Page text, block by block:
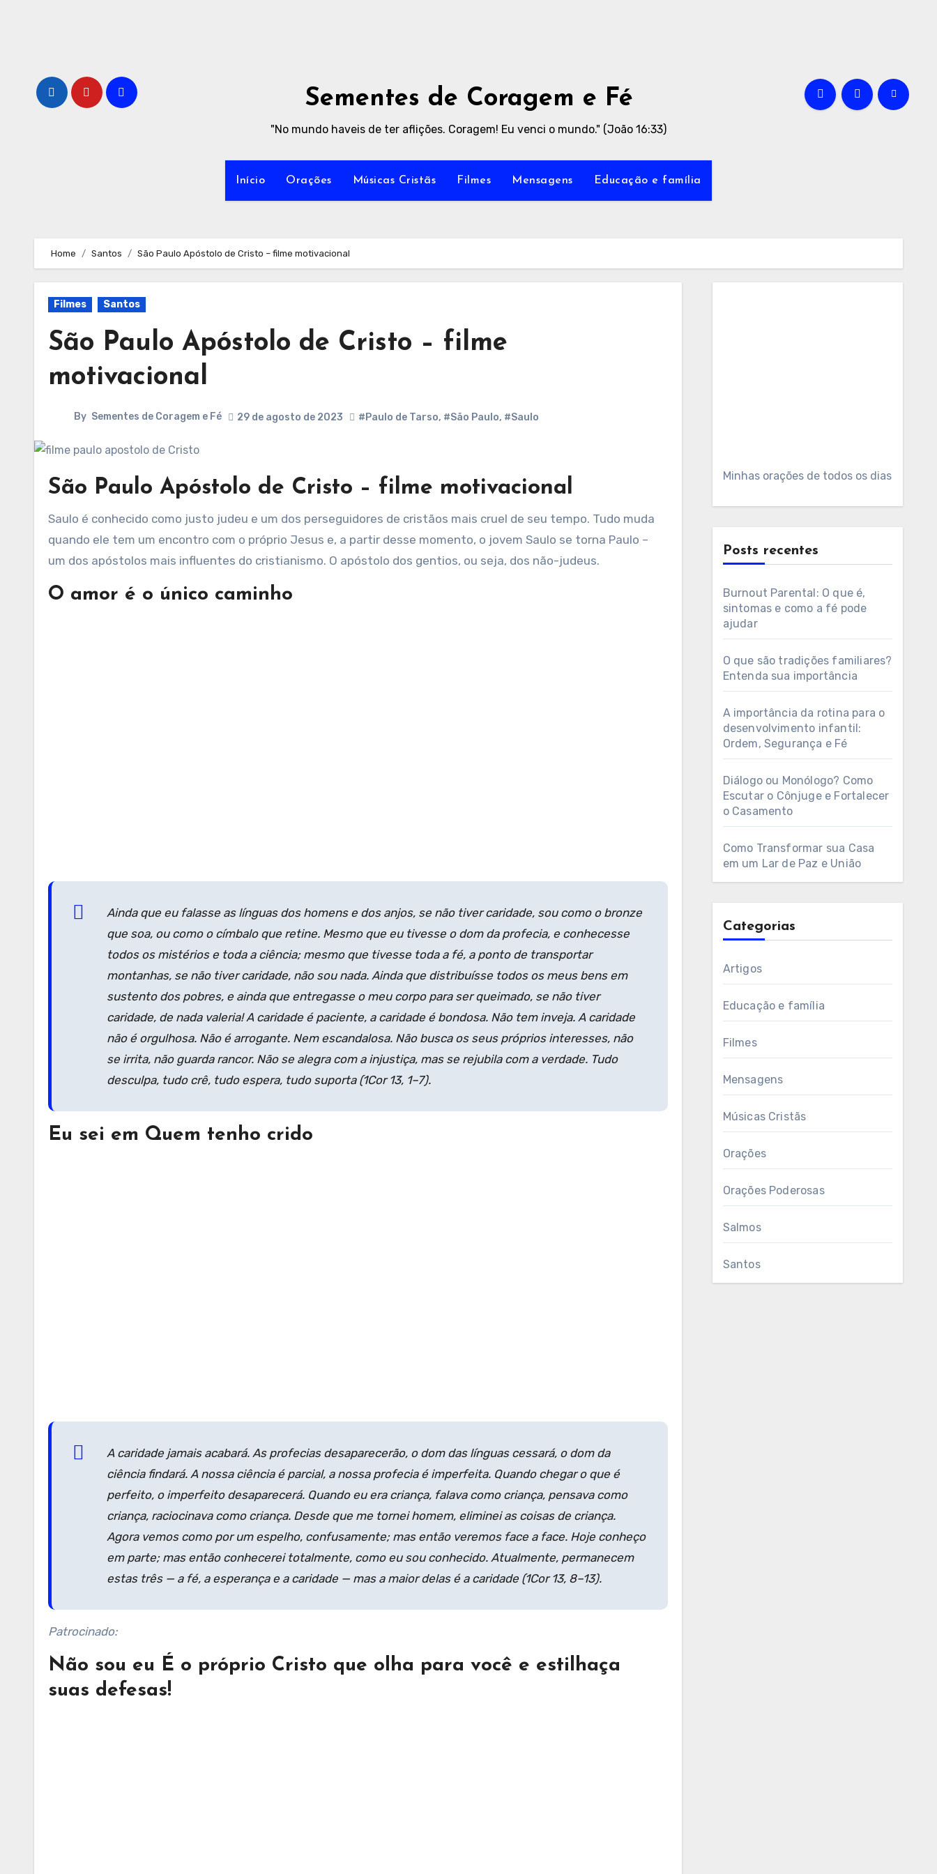
Sementes de Coragem e Fé
"No mundo haveis de ter aflições. Coragem! Eu venci o mundo." (João 16:33)
Início Orações Músicas Cristãs Filmes Mensagens Educação e família
Home Santos São Paulo Apóstolo de Cristo – filme motivacional
Filmes Santos
São Paulo Apóstolo de Cristo – filme
motivacional
By Sementes de Coragem e Fé 29 de agosto de 2023 #Paulo de Tarso, #São Paulo, #Saulo
São Paulo Apóstolo de Cristo – filme motivacional
Saulo é conhecido como justo judeu e um dos perseguidores de cristãos mais cruel de seu tempo. Tudo muda
quando ele tem um encontro com o próprio Jesus e, a partir desse momento, o jovem Saulo se torna Paulo –
um dos apóstolos mais influentes do cristianismo. O apóstolo dos gentios, ou seja, dos não-judeus.
O amor é o único caminho
Ainda que eu falasse as línguas dos homens e dos anjos, se não tiver caridade, sou como o bronze
que soa, ou como o címbalo que retine. Mesmo que eu tivesse o dom da profecia, e co­nhecesse
todos os mistérios e toda a ciência; mesmo que tivesse toda a fé, a ponto de transportar
montanhas, se não tiver caridade, não sou nada. Ainda que distribuís­se todos os meus bens em
sustento dos pobres, e ainda que entregasse o meu corpo para ser queimado, se não tiver
caridade, de nada valeria! A caridade é paciente, a caridade é bondosa. Não tem inveja. A caridade
não é orgulhosa. Não é arrogante. Nem escandalosa. Não busca os seus próprios interesses, não
se irrita, não guarda rancor. Não se alegra com a injustiça, mas se rejubila com a verdade. Tudo
desculpa, tudo crê, tudo espera, tudo suporta (1Cor13, 1–7).
Eu sei em Quem tenho crido
A caridade jamais acabará. As profecias desaparecerão, o dom das línguas cessará, o dom da
ciência findará. A nossa ciência é parcial, a nossa profecia é imperfeita. Quando chegar o que é
perfeito, o imperfeito desaparecerá. Quando eu era criança, falava como criança, pensava como
criança, raciocinava como crian­ça. Desde que me tornei homem, eliminei as coisas de crian­ça.
Agora vemos como por um espelho, confusamente; mas então veremos face a face. Hoje conheço
em parte; mas então conhecerei totalmente, como eu sou conhecido. Atualmente, permanecem
estas três — a fé, a esperança e a caridade — mas a maior delas é a caridade (1Cor13, 8–13).
Patrocinado:
Não sou eu É o próprio Cristo que olha para você e estilhaça
suas defesas!
Minhas orações de todos os dias
Posts recentes
Burnout Parental: O que é,
sintomas e como a fé pode
ajudar
O que são tradições familiares?
Entenda sua importância
A importância da rotina para o
desenvolvimento infantil:
Ordem, Segurança e Fé
Diálogo ou Monólogo? Como
Escutar o Cônjuge e Fortalecer
o Casamento
Como Transformar sua Casa
em um Lar de Paz e União
Categorias
Artigos
Educação e família
Filmes
Mensagens
Músicas Cristãs
Orações
Orações Poderosas
Salmos
Santos